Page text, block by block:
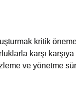
kritik
karşı
ve yönetme